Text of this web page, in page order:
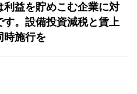
利益を貯めこむ企業に対
す。設備投資減税と賃上
時施行を